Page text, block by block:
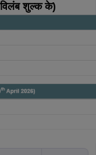
शुल्क के)